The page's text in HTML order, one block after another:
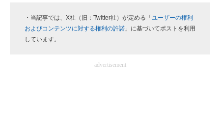
・当記事では、X社（旧：Twitter社）が定める「 ユーザーの権利
およびコンテンツに対する権利の許諾 」に基づいてポストを利用
しています。
advertisement